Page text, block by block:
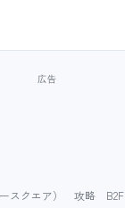
スクエア） 攻略 B2F